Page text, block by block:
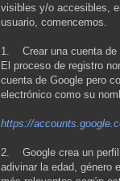
visibles y/o accesibles,
usuario, comencemos.
1. Crear una cuenta de
El proceso de registro
cuenta de Google pero
electrónico como su
https://
2. Google crea un perfil
adivinar la edad, género